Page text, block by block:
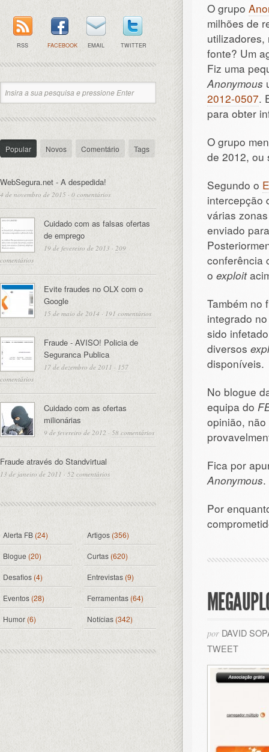
O grupo
milhões de
utilizadores,
fonte? Um
Fiz uma
Anonymous
2012-0507.
para obter
O grupo
de 2012,
Segundo o
intercepção
várias
enviado
conferência
o exploit
Também no
integrado
sido
diversos
disponíveis.
No blogue
equipa do
opinião,
Fica por
Anonymous.
Por
por DAVID
TWEET
RSS FACEBOOK EMAIL TWITTER
Popular Novos Comentário Tags
WebSegura.net - A despedida!
4 de novembro de 2015 · 0 comentários
Cuidado com as falsas ofertas
de emprego
19 de fevereiro de 2013 · 209
comentários
Evite fraudes no OLX com o
Google
15 de maio de 2014 · 191 comentários
Fraude - AVISO! Policia de
Seguranca Publica
17 de dezembro de 2011 · 157
comentários
Cuidado com as ofertas
milionárias
9 de fevereiro de 2012 · 58 comentários
Fraude através do Standvirtual
13 de janeiro de 2011 · 52 comentários
Alerta FB (24) Artigos(356)
Blogue (20) Curtas(620)
Desafios(4) Entrevistas (9)
Eventos (28) Ferramentas (64)
Humor (6) Notícias (342)